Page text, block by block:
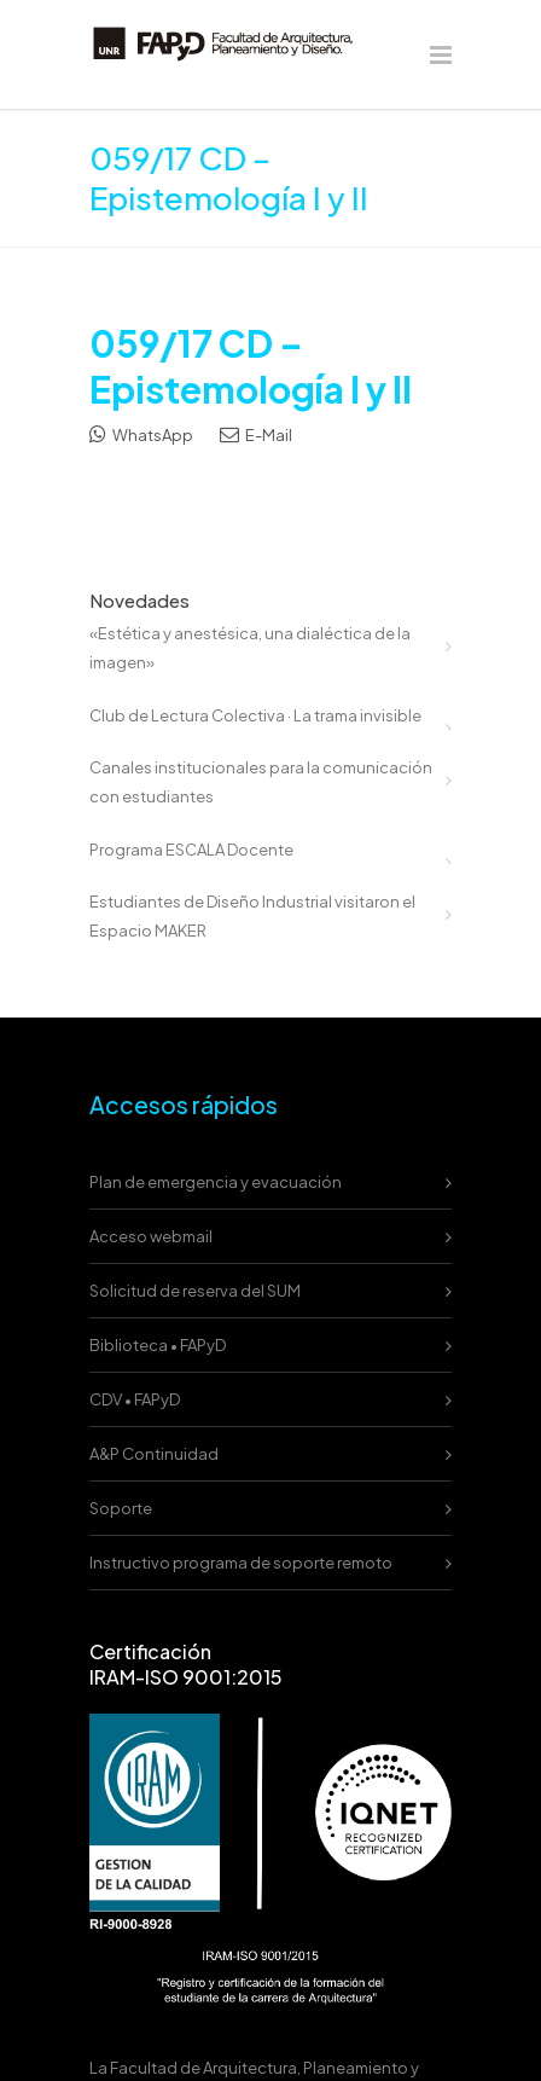
059/17 CD –
Epistemología I y II
059/17 CD –
Epistemología I y II
WhatsApp E-Mail
Novedades
«Estética y anestésica, una dialéctica de la
imagen»
Club de Lectura Colectiva · La trama invisible
Canales institucionales para la comunicación
con estudiantes
Programa ESCALA Docente
Estudiantes de Diseño Industrial visitaron el
Espacio MAKER
Accesos rápidos
Plan de emergencia y evacuación
Acceso webmail
Solicitud de reserva del SUM
Biblioteca • FAPyD
CDV • FAPyD
A&P Continuidad
Soporte
Instructivo programa de soporte remoto
Certificación
IRAM-ISO 9001:2015
La Facultad de Arquitectura, Planeamiento y